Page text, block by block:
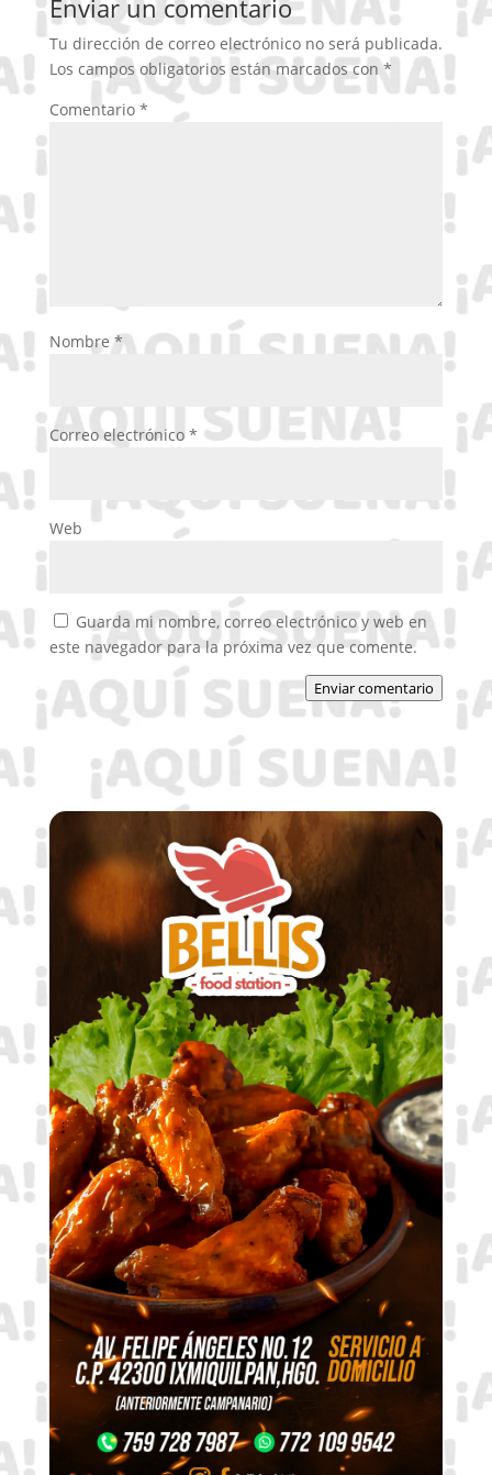
Enviar un comentario
Tu dirección de correo electrónico no será publicada.
Los campos obligatorios están marcados con*
Comentario *
Nombre*
Correo electrónico *
Web
Guarda mi nombre, correo electrónico y web en
este navegador para la próxima vez que comente.
Enviar comentario